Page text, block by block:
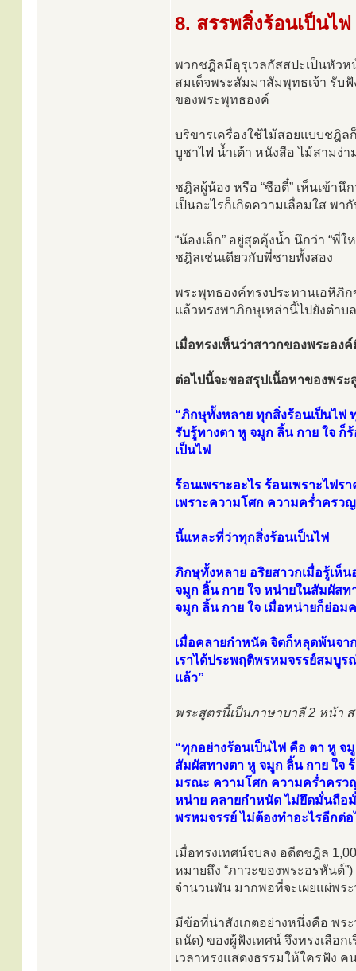
8. สรรพสิ่งร้อนเป็นไฟ
พวกชฎิลมีอุรุเวลกัสสปะเป็นหัวห
สมเด็จพระสัมมาสัมพุทธเจ้า รับ
ของพระพุทธองค์
บริขารเครื่องใช้ไม้สอยแบบชฎิล
บูชาไฟ น้ำเต้า หนังสือ ไม้สามง่า
ชฎิลผู้น้อง หรือ “ซือตี๋” เห็นเข้านึ
เป็นอะไรก็เกิดความเลื่อมใส พา
“น้องเล็ก” อยู่สุดคุ้งน้ำ นึกว่า “พี่
ชฎิลเช่นเดียวกับพี่ชายทั้งสอง
พระพุทธองค์ทรงประทานเอหิภิ
แล้วทรงพาภิกษุเหล่านี้ไปยังตำ
เมื่อทรงเห็นว่าสาวกของพระอง
ต่อไปนี้จะขอสรุปเนื้อหาของพระ
“ภิกษุทั้งหลาย ทุกสิ่งร้อนเป็นไฟ
รับรู้ทางตา หู จมูก ลิ้น กาย ใจ ก็
เป็นไฟ
ร้อนเพราะอะไร ร้อนเพราะไฟ
เพราะความโศก ความคร่ำคร
นี้แหละที่ว่าทุกสิ่งร้อนเป็นไฟ
ภิกษุทั้งหลาย อริยสาวกเมื่อรู้เห็
จมูก ลิ้น กาย ใจ หน่ายในสัมผัสท
จมูก ลิ้น กาย ใจ เมื่อหน่ายก็ย่อม
เมื่อคลายกำหนัด จิตก็หลุดพ้นจ
เราได้ประพฤติพรหมจรรย์สมบู
แล้ว”
พระสูตรนี้เป็นภาษาบาลี 2 หน้า
“ทุกอย่างร้อนเป็นไฟ คือ ตา หู จ
สัมผัสทางตา หู จมูก ลิ้น กาย ใจ
มรณะ ความโศก ความคร่ำครว
หน่าย คลายกำหนัด ไม่ยึดมั่นถือ
พรหมจรรย์ ไม่ต้องทำอะไรอีกต่อ
เมื่อทรงเทศน์จบลง อดีตชฎิล
หมายถึง “ภาวะของพระอรหันต์
จำนวนพัน มากพอที่จะเผยแผ่พร
มีข้อที่น่าสังเกตอย่างหนึ่งคือ พร
ถนัด) ของผู้ฟังเทศน์ จึงทรงเลือก
เวลาทรงแสดงธรรมให้ใครฟัง